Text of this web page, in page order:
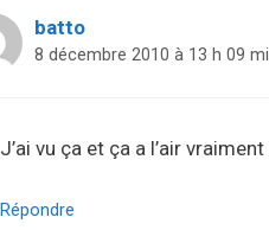
batto
8 décembre 2010 à 13 h 09
J’ai vu ça et ça a l’air
Répondre